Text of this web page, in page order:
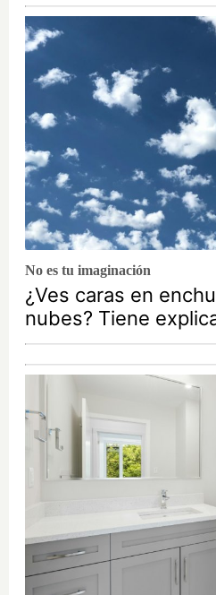
No es tu imaginación
¿Ves caras en
nubes? Tiene